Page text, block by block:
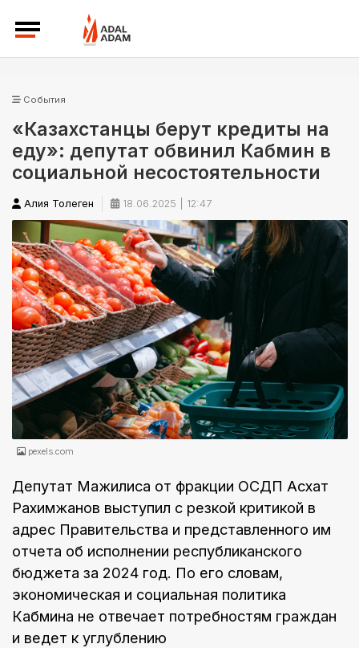
События
«Казахстанцы берут кредиты на
еду»: депутат обвинил Кабмин в
социальной несостоятельности
Алия Толеген 18.06.2025 | 12:47
pexels.com
Депутат Мажилиса от фракции ОСДП Асхат
Рахимжанов выступил с резкой критикой в
адрес Правительства и представленного им
отчета об исполнении республиканского
бюджета за 2024 год. По его словам,
экономическая и социальная политика
Кабмина не отвечает потребностям граждан
и ведет к углублению